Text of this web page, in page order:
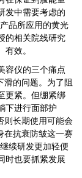
发中需要考虑的
品所应用的黄光
的相关院线研究
效。
仪的三个痛点
的问题。为了阻
更紧。但绷紧绑
下进行面部护
则长期使用可能会
在抗衰防皱这一赛
续研发更加轻便
时也要抓紧发展